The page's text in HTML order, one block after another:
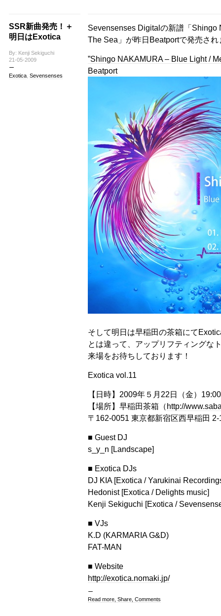
SSR新曲発売！＋
明日はExotica
By: Kenji Sekiguchi
21-05-2009
Exotica, Sevensenses
Sevensenses Digitalの新譜「Shingo
The Sea」が昨日Beatportで発売さ
”Shingo NAKAMURA – Blue Light /
Beatport
そして明日は早稲田の茶箱にて
とは違って、アップリフティングな
来場をお待ちしております！
Exotica vol.11
【日時】2009年５月22日（金）
【場所】早稲田茶箱（http://
〒162-0051 東京都新宿区西早稲田
■ Guest DJ
s_y_n [Landscape]
■ Exotica DJs
DJ KIA [Exotica / Yarukinai
Hedonist [Exotica / Delights music]
Kenji Sekiguchi [Exotica /
■ VJs
K.D (KARMARIA G&D)
FAT-MAN
■ Website
http://exotica.nomaki.jp/
Read more, Share, Comments